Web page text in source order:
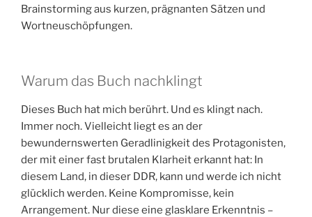
Brainstorming aus kurzen, prägnanten Sätzen und
Wortneuschöpfungen.
Warum das Buch nachklingt
Dieses Buch hat mich berührt. Und es klingt nach.
Immer noch. Vielleicht liegt es an der
bewundernswerten Geradlinigkeit des Protagonisten,
der mit einer fast brutalen Klarheit erkannt hat: In
diesem Land, in dieser DDR, kann und werde ich nicht
glücklich werden. Keine Kompromisse, kein
Arrangement. Nur diese eine glasklare Erkenntnis –